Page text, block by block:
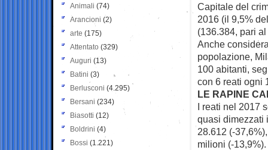
Capitale del
2016 (il 9,5%
(136.384, pari
Anche
popolazione,
100 abitanti,
con 6 reati ogni
LE RAPINE
I reati nel 2017
quasi dimezzati
28.612 (-
milioni (-13,9%).
Animali (74)
Arancioni (2)
arte (175)
Attentato (329)
Auguri (13)
Batini (3)
Berlusconi (4.295)
Bersani (234)
Biasotti (12)
Boldrini (4)
Bossi (1.221)